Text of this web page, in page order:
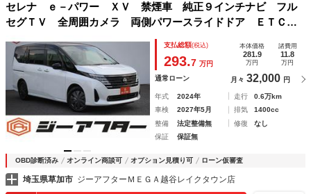
セレナ ｅ－パワー ＸＶ 禁煙車 純正９インチナビ フル
セグＴＶ 全周囲カメラ 両側パワースライドドア ＥＴＣ
レーダークルーズコントロール ＬＥＤヘッドライト クリア
ランスソナー スマートキープッシュスタート
支払総額(税込)
293.7 万円
本体価格
281.9
万円
諸費用
11.8
万円
通常ローン 月々 32,000 円
年式 2024年 走行
0.6万km
車検
2027年5月 排気
1400cc
整備
法定整備無 修復
なし
保証
保証無
OBD診断済み オンライン商談可 オプション見積り可 ローン仮審査
埼玉県草加市 ジーアフターＭＥＧＡ越谷レイクタウン店